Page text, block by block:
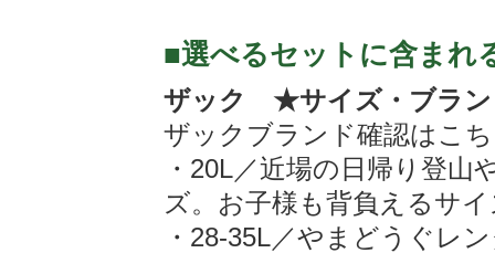
■選べるセットに含まれ
ザック ★サイズ・ブラン
ザックブランド確認はこ
・20L／近場の日帰り登
ズ。お子様も背負えるサ
・28-35L／やまどうぐレ